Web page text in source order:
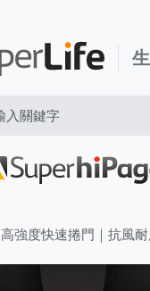
高強度快速捲門｜抗風